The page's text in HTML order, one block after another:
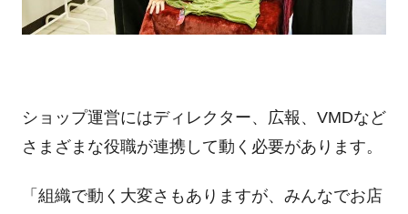
ショップ運営にはディレクター、広報、VMDなど
さまざまな役職が連携して動く必要があります。
「組織で動く大変さもありますが、みんなでお店